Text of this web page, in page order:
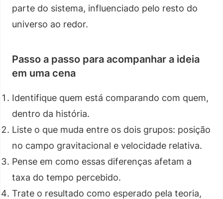
parte do sistema, influenciado pelo resto do
universo ao redor.
Passo a passo para acompanhar a ideia
em uma cena
Identifique quem está comparando com quem,
dentro da história.
Liste o que muda entre os dois grupos: posição
no campo gravitacional e velocidade relativa.
Pense em como essas diferenças afetam a
taxa do tempo percebido.
Trate o resultado como esperado pela teoria,